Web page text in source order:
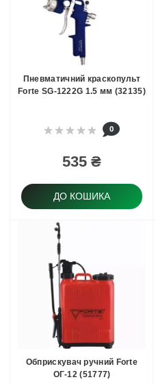
Пневматичний краскопульт
Forte SG-1222G 1.5 мм (32135)
0
535 ₴
ДО КОШИКА
Обприскувач ручний Forte
ОГ-12 (51777)